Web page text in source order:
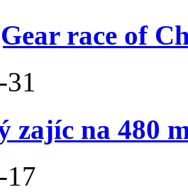
race of
zajíc na 480
17